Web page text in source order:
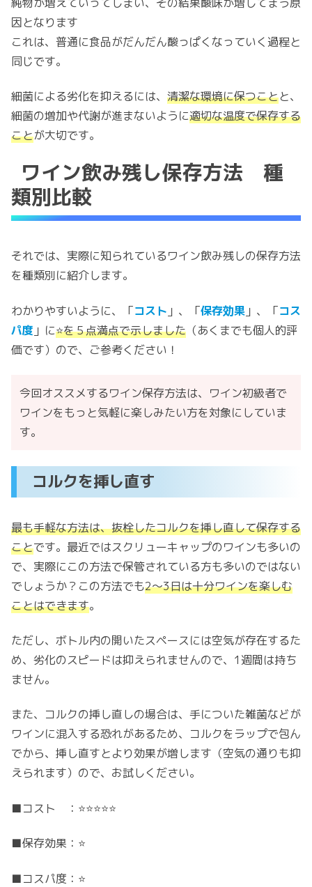
因となります
これは、普通に食品がだんだん酸っぱくなっていく過程と
同じです。
細菌による劣化を抑えるには、 清潔な環境に保つことと、
細菌の増加や代謝が進まないように適切な温度で保存する
ことが大切です。
ワイン飲み残し保存方法 種
類別比較
それでは、実際に知られているワイン飲み残しの保存方法
を種類別に紹介します。
わかりやすいように、「コスト 」、「保存効果 」、「コス
パ度 」に⭐️を５点満点で示しました （あくまでも個人的評
価です）ので、ご参考ください！
今回オススメするワイン保存方法は、ワイン初級者で
ワインをもっと気軽に楽しみたい方を対象にしていま
す。
コルクを挿し直す
最も手軽な方法は、抜栓したコルクを挿し直して保存する
ことです。最近ではスクリューキャップのワインも多いの
で、実際にこの方法で保管されている方も多いのではない
でしょうか？この方法でも2〜3日は十分ワインを楽しむ
ことはできます。
ただし、ボトル内の開いたスペースには空気が存在するた
め、劣化のスピードは抑えられませんので、1週間は持ち
ません。
また、コルクの挿し直しの場合は、手についた雑菌などが
ワインに混入する恐れがあるため、コルクをラップで包ん
でから、挿し直すとより効果が増します（空気の通りも抑
えられます）ので、お試しください。
■コスト ：⭐️⭐️⭐️⭐️⭐️
■保存効果：⭐️
■コスパ度：⭐️